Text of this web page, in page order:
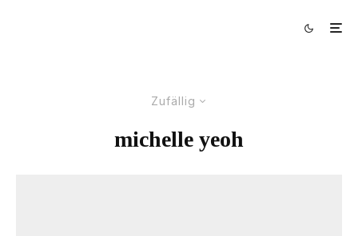
Zufällig
michelle yeoh